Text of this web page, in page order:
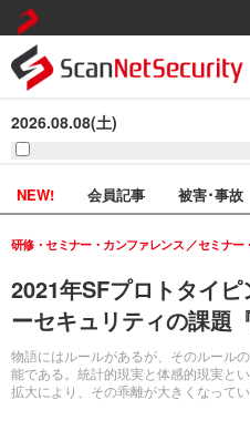
2026.08.08(土)
NEW! 会員記事 被害･事故
2021年SFプロトタイ
ーセキュリティの課題
物語にはルールがあるが、そのルール
能である。統計的現実と体感的現実と
拡大により、その乖離が大きくなって
研修・セミナー・カンファレンス セミナー